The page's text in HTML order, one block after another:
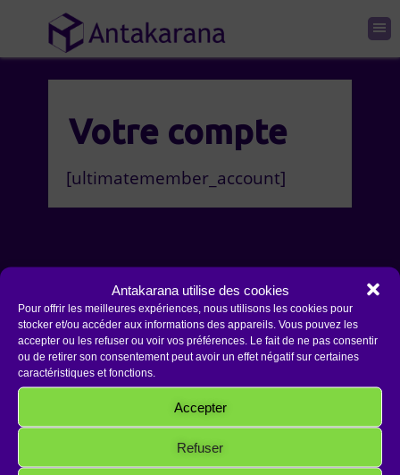
Antakarana utilise des cookies
Pour offrir les meilleures expériences, nous utilisons les cookies pour
stocker et/ou accéder aux informations des appareils. Vous pouvez les
accepter ou les refuser ou voir vos préférences. Le fait de ne pas consentir
ou de retirer son consentement peut avoir un effet négatif sur certaines
caractéristiques et fonctions.
Accepter
Refuser
Votre compte
[ultimatemember_account]
Copyright 2026 Antakarana.fr